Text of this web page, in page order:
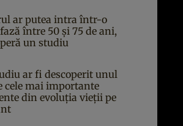
ar putea intra într-o
între 50 și 75 de ani,
un studiu
ar fi descoperit unul
cele mai importante
din evoluția vieții pe